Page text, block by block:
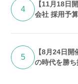
4
【11月18日
会社 採用予
5
【8月24日
の時代を勝